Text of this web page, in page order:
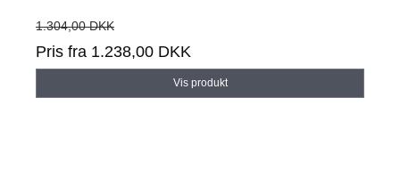
1.304,00 DKK
Pris fra 1.238,00 DKK
Vis produkt